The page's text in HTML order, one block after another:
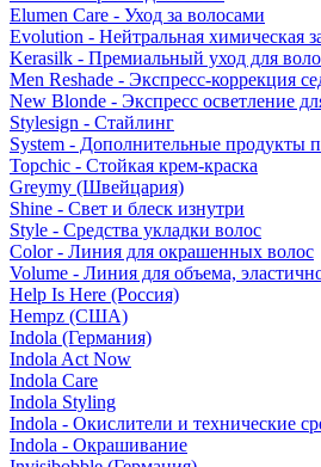
Elumen Care - Уход за волосами
Evolution - Нейтральная химическая
Kerasilk - Премиальный уход для
Men Reshade - Экспресс-коррекция
New Blonde - Экспресс осветление
Stylesign - Стайлинг
System - Дополнительные продукты
Topchic - Стойкая крем-краска
Greymy (Швейцария)
Shine - Свет и блеск изнутри
Style - Средства укладки волос
Color - Линия для окрашенных волос
Volume - Линия для объема,
Help Is Here (Россия)
Hempz (США)
Indola (Германия)
Indola Act Now
Indola Care
Indola Styling
Indola - Окислители и технические
Indola - Окрашивание